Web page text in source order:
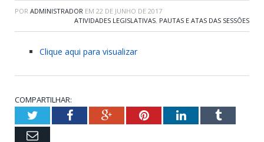
POR ADMINISTRADOR EM 22 DE JUNHO DE 2017
ATIVIDADES LEGISLATIVAS, PAUTAS E ATAS DAS SESSÕES
Clique aqui para visualizar
COMPARTILHAR:
TwitterFacebookGoogle+PinterestLinkedInTumblr
Email